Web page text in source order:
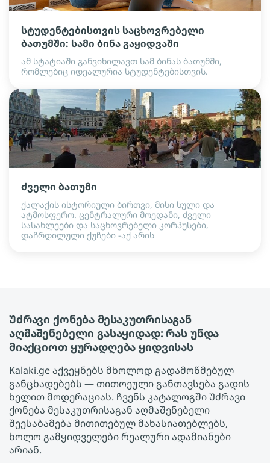
სტუდენტებისთვის საცხოვრებელი
ბათუმში: სამი ბინა გაყიდვაში
ამ სტატიაში განვიხილავთ სამ ბინას ბათუმში,
რომლებიც იდეალურია სტუდენტებისთვის.
ძველი ბათუმი
ქალაქის ისტორიული ბირთვი, მისი სული და
ატმოსფერო. ცენტრალური მოედანი, ძველი
სასახლეები და საცხოვრებელი კორპუსები,
დაჩრდილული ქუჩები -აქ არის
Უძრავი ქონება მესაკუთრისაგან
აღმაშენებელი გასაყიდად: რას უნდა
მიაქციოთ ყურადღება ყიდვისას
Kalaki.ge აქვეყნებს მხოლოდ გადამოწმებულ
განცხადებებს — თითოეული განთავსება გადის
ხელით მოდერაციას. ჩვენს კატალოგში Უძრავი
ქონება მესაკუთრისაგან აღმაშენებელი
შეესაბამება მითითებულ მახასიათებლებს,
ხოლო გამყიდველები რეალური ადამიანები
არიან.